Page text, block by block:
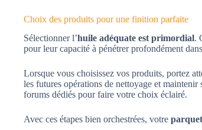
Choix des produits pour une finition parfaite
Sélectionner l’huile adéquate est primordial.
pour leur capacité à pénétrer profondément
Lorsque vous choisissez vos produits, portez
les futures opérations de nettoyage et maintenir
forums dédiés pour faire votre choix éclairé.
Avec ces étapes bien orchestrées, votre